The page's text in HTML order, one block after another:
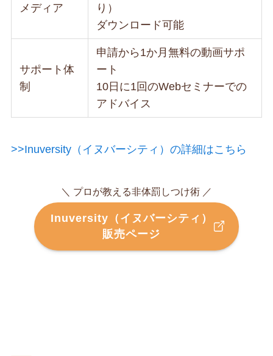
メディア
り）
ダウンロード可能
サポート体
制
申請から1か月無料の動画サポ
ート
10日に1回のWebセミナーでの
アドバイス
>>Inuversity（イヌバーシティ）の詳細はこちら
＼ プロが教える非体罰しつけ術 ／
Inuversity（イヌバーシティ）
販売ページ